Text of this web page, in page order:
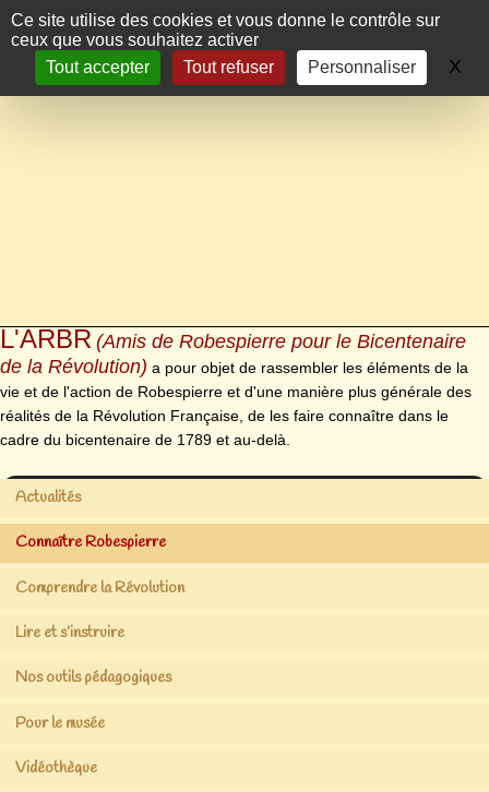
Panneau de gestion des cookies
Ce site utilise des cookies et vous donne le contrôle sur
ceux que vous souhaitez activer
Tout accepter
Tout refuser Personnaliser X
L'ARBR (Amis de Robespierre pour le Bicentenaire
de la Révolution) a pour objet de rassembler les éléments de la
vie et de l'action de Robespierre et d'une manière plus générale des
réalités de la Révolution Française, de les faire connaître dans le
cadre du bicentenaire de 1789 et au-delà.
Actualités
Connaître Robespierre
Comprendre la Révolution
Lire et s’instruire
Nos outils pédagogiques
Pour le musée
Vidéothèque